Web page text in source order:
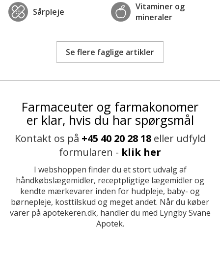
Sårpleje
Vitaminer og
mineraler
Se flere faglige artikler
Farmaceuter og farmakonomer
er klar, hvis du har spørgsmål
Kontakt os på +45 40 20 28 18eller udfyld
formularen - klik her
I webshoppen finder du et stort udvalg af
håndkøbslægemidler, receptpligtige lægemidler og
kendte mærkevarer inden for hudpleje, baby- og
børnepleje, kosttilskud og meget andet. Når du køber
varer på apotekeren.dk, handler du med Lyngby Svane
Apotek.